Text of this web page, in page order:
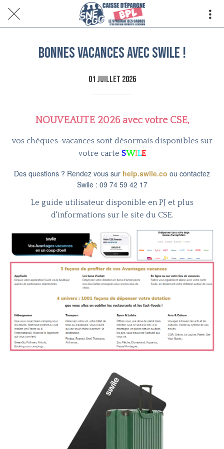
Bonnes vacances avec SWILE !
01 juillet 2026
NOUVEAUTE 2026 avec votre CSE,
vos chèques-vacances sont désormais disponibles sur
votre carte SWILE
Des questions ? Rendez vous sur help.swile.co ou contactez
Swile : 09 74 59 42 17
Le guide utilisateur disponible en PJ et plus
d'informations sur le site du CSE.